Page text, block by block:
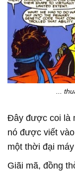
...
Đây được coi là
nó được viết
một thời đại
Giãi mã, đồng